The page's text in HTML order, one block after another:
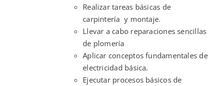
Realizar tareas básicas de
carpintería y montaje.
Llevar a cabo reparaciones sencillas
de plomería
Aplicar conceptos fundamentales de
electricidad básica.
Ejecutar procesos básicos de